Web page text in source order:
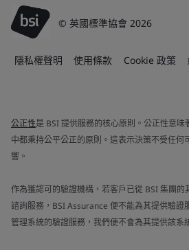
© 英國標準協會 2026
隱私權聲明 使用條款 Cookie 政策
公正性是 BSI 提供服務的核心原則。公正性意
中都秉持公平公正的原則。這表示決策不受任何
響。
作為獲認可的驗證機構，若客戶已從 BSI 集團
諮詢服務，BSI Assurance 便不能為其提供驗證
管理系統的驗證服務，我們便不會為其提供該系